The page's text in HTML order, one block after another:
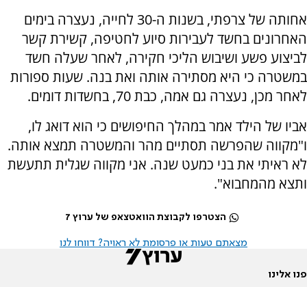
אחותה של צרפתי, בשנות ה-30 לחייה, נעצרה בימים
האחרונים בחשד לעבירות סיוע לחטיפה, קשירת קשר
לביצוע פשע ושיבוש הליכי חקירה, לאחר שעלה חשד
במשטרה כי היא מסתירה אותה ואת בנה. שעות ספורות
לאחר מכן, נעצרה גם אמה, כבת 70, בחשדות דומים.
אביו של הילד אמר במהלך החיפושים כי הוא דואג לו,
ו"מקווה שהפרשה תסתיים מהר והמשטרה תמצא אותה.
לא ראיתי את בני כמעט שנה. אני מקווה שגלית תתעשת
ותצא מהמחבוא".
הצטרפו לקבוצת הוואטצאפ של ערוץ 7
מצאתם טעות או פרסומת לא ראויה? דווחו לנו
פנו אלינו